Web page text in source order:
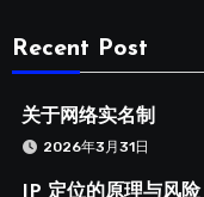
Recent Post
关于网络实名制
2026年3月31日
IP 定位的原理与风险